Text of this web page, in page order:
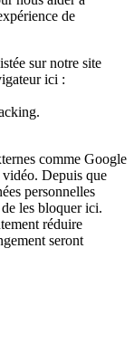
de
sur notre site
ici :
comme Google
Depuis que
personnelles
les bloquer ici.
réduire
seront